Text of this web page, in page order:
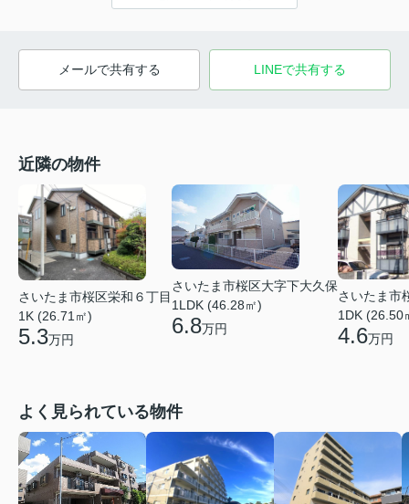
メールで共有する LINEで共有する
近隣の物件
さいたま市桜区栄和６丁目
1K (26.71㎡)
5.3万円
さいたま市桜区大字下大久保
1LDK (46.28㎡)
6.8万円
さいたま市
1DK (26.50
4.6万円
よく見られている物件